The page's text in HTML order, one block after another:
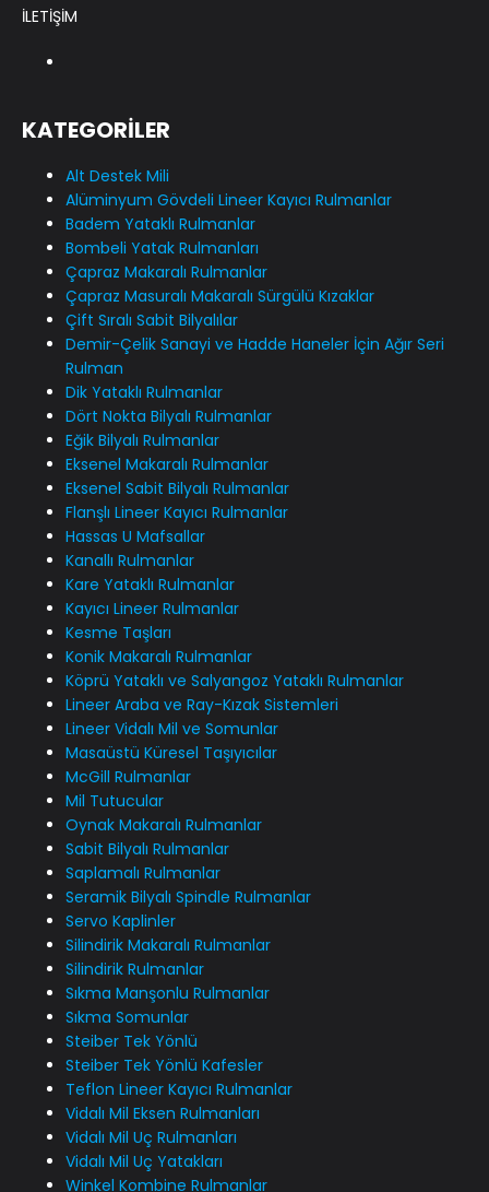
İLETİŞİM
KATEGORİLER
Alt Destek Mili
Alüminyum Gövdeli Lineer Kayıcı Rulmanlar
Badem Yataklı Rulmanlar
Bombeli Yatak Rulmanları
Çapraz Makaralı Rulmanlar
Çapraz Masuralı Makaralı Sürgülü Kızaklar
Çift Sıralı Sabit Bilyalılar
Demir-Çelik Sanayi ve Hadde Haneler İçin Ağır Seri
Rulman
Dik Yataklı Rulmanlar
Dört Nokta Bilyalı Rulmanlar
Eğik Bilyalı Rulmanlar
Eksenel Makaralı Rulmanlar
Eksenel Sabit Bilyalı Rulmanlar
Flanşlı Lineer Kayıcı Rulmanlar
Hassas U Mafsallar
Kanallı Rulmanlar
Kare Yataklı Rulmanlar
Kayıcı Lineer Rulmanlar
Kesme Taşları
Konik Makaralı Rulmanlar
Köprü Yataklı ve Salyangoz Yataklı Rulmanlar
Lineer Araba ve Ray-Kızak Sistemleri
Lineer Vidalı Mil ve Somunlar
Masaüstü Küresel Taşıyıcılar
McGill Rulmanlar
Mil Tutucular
Oynak Makaralı Rulmanlar
Sabit Bilyalı Rulmanlar
Saplamalı Rulmanlar
Seramik Bilyalı Spindle Rulmanlar
Servo Kaplinler
Silindirik Makaralı Rulmanlar
Silindirik Rulmanlar
Sıkma Manşonlu Rulmanlar
Sıkma Somunlar
Steiber Tek Yönlü
Steiber Tek Yönlü Kafesler
Teflon Lineer Kayıcı Rulmanlar
Vidalı Mil Eksen Rulmanları
Vidalı Mil Uç Rulmanları
Vidalı Mil Uç Yatakları
Winkel Kombine Rulmanlar